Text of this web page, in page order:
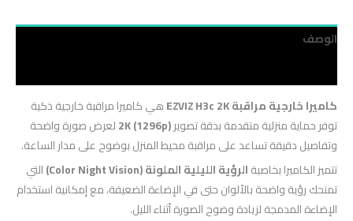
الوصف
كاميرا خارجية مراقبة EZVIZ H3c 2K
هي كاميرا مراقبة خارجية ذكية
توفر حماية منزلية متقدمة بدقة تصوير2K (1296p)لعرض صورة واضحة
وتفاصيل دقيقة تساعد على مراقبة محيط المنزل بوضوح على مدار الساعة.
تتميز الكاميرا بخاصيةالرؤية الليلية الملونة (Color Night Vision)
التي
تمنحك رؤية واضحة بالألوان حتى في الإضاءة الضعيفة، مع إمكانية استخدام
الإضاءة المدمجة لزيادة وضوح الصورة أثناء الليل.